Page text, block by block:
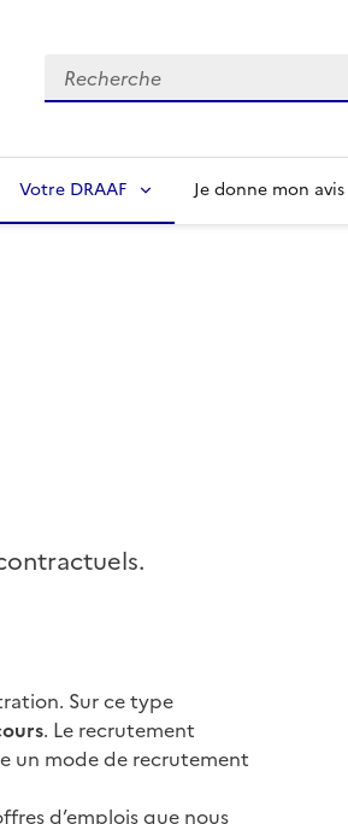
Recherche
Votre DRAAF Je donne mon avis
Sur ce type
. Le recrutement
un mode de recrutement
d’emplois que nous